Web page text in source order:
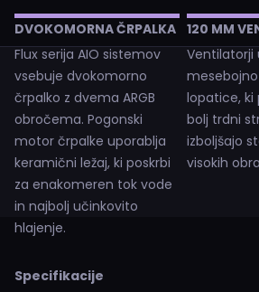
DVOKOMORNA ČRPALKA
Flux serija AIO sistemov
vsebuje dvokomorno
črpalko z dvema ARGB
obročema. Pogonski
motor črpalke uporablja
keramični ležaj, ki poskrbi
za enakomeren tok vode
in najbolj učinkovito
hlajenje.
120 MM
Ventilatorji
lopatice, ki
bolj trdni
izboljšajo
visokih
Specifikacije